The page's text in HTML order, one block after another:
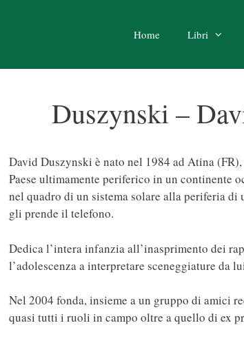
Home Libri
Duszynski –
David Duszynski è nato nel 1984 ad Atina
Paese ultimamente periferico in un continente
nel quadro di un sistema solare alla periferia
gli prende il telefono.
Dedica l’intera infanzia all’inasprimento dei
l’adolescenza a interpretare sceneggiature da
Nel 2004 fonda, insieme a un gruppo di amici
quasi tutti i ruoli in campo oltre a quello di ex